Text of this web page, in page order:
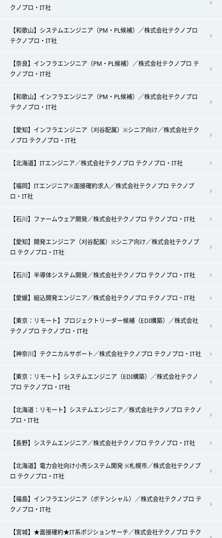
クノプロ・IT社
【和歌山】システムエンジニア（PM・PL候補）／株式会社テクノプロ
テクノプロ・IT社
【奈良】インフラエンジニア（PM・PL候補）／株式会社テクノプロ テ
クノプロ・IT社
【和歌山】インフラエンジニア（PM・PL候補）／株式会社テクノプロ
テクノプロ・IT社
【愛知】インフラエンジニア（刈谷配属）※シニア向け／株式会社テク
ノプロ テクノプロ・IT社
【北海道】ITエンジニア／株式会社テクノプロ テクノプロ・IT社
【福岡】ITエンジニア※面接確約求人／株式会社テクノプロ テクノプ
ロ・IT社
【石川】ファームウェア開発／株式会社テクノプロ テクノプロ・IT社
【愛知】開発エンジニア（刈谷配属）※シニア向け／株式会社テクノプ
ロ テクノプロ・IT社
【石川】半導体システム開発／株式会社テクノプロ テクノプロ・IT社
【愛媛】組込開発エンジニア／株式会社テクノプロ テクノプロ・IT社
【東京：リモート】プロジェクトリーダー候補（EDI構築）／株式会社
テクノプロ テクノプロ・IT社
【神奈川】テクニカルサポート／株式会社テクノプロ テクノプロ・IT社
【東京：リモート】システムエンジニア（EDI構築）／株式会社テクノ
プロ テクノプロ・IT社
【北海道：リモート】システムエンジニア／株式会社テクノプロ テクノ
プロ・IT社
【長野】システムエンジニア／株式会社テクノプロ テクノプロ・IT社
【北海道】電力会社向け小売システム開発 ※札幌市／株式会社テクノプ
ロ テクノプロ・IT社
【福島】インフラエンジニア（ポテンシャル）／株式会社テクノプロ テ
クノプロ・IT社
【宮城】★面接確約★IT系ポジションサーチ／株式会社テクノプロ テク